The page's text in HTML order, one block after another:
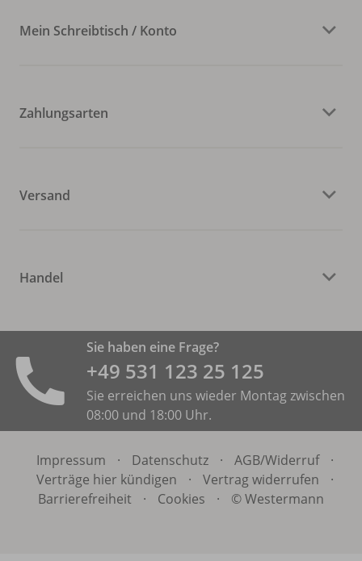
Mein Schreibtisch / Konto
Zahlungsarten
Versand
Handel
Sie haben eine Frage?
+49 531 ­123 25 125
Sie erreichen uns wieder Montag zwischen
08:00 und 18:00 Uhr.
Impressum · Datenschutz · AGB/Widerruf
·
Verträge hier kündigen
· Vertrag widerrufen
·
Barrierefreiheit
· Cookies · © Westermann